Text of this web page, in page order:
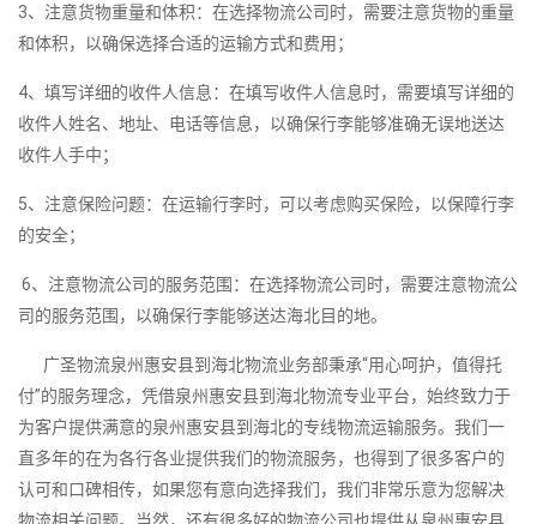
3、注意货物重量和体积：在选择物流公司时，需要注意货物的重量
和体积，以确保选择合适的运输方式和费用；
4、填写详细的收件人信息：在填写收件人信息时，需要填写详细的
收件人姓名、地址、电话等信息，以确保行李能够准确无误地送达
收件人手中；
5、注意保险问题：在运输行李时，可以考虑购买保险，以保障行李
的安全；
6、注意物流公司的服务范围：在选择物流公司时，需要注意物流公
司的服务范围，以确保行李能够送达海北目的地。
广圣物流泉州惠安县到海北物流业务部秉承“用心呵护，值得托
付”的服务理念，凭借泉州惠安县到海北物流专业平台，始终致力于
为客户提供满意的泉州惠安县到海北的专线物流运输服务。我们一
直多年的在为各行各业提供我们的物流服务，也得到了很多客户的
认可和口碑相传，如果您有意向选择我们，我们非常乐意为您解决